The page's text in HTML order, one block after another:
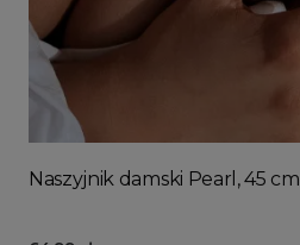
Naszyjnik damski Pearl, 45 cm